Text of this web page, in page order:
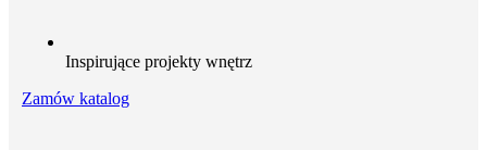
Inspirujące projekty wnętrz
Zamów katalog